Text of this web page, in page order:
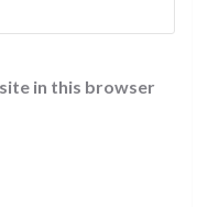
in this browser